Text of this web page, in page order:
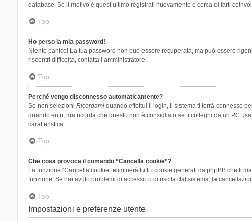
database. Se il motivo è quest’ultimo registrati nuovamente e cerca di farti
Top
Ho perso la mia password!
Niente panico! La tua password non può essere recuperata, ma può essere
riscontri difficoltà, contatta l’amministratore.
Top
Perché vengo disconnesso automaticamente?
Se non selezioni Ricordamiquando effettui il login, il sistema ti terrà connesso
quando entri, ma ricorda che questo non è consigliato se ti colleghi da un PC
caratteristica.
Top
Che cosa provoca il comando “Cancella cookie”?
La funzione “Cancella cookie” eliminerà tutti i cookie generati da phpBB che ti
funzione. Se hai avuto problemi di accesso o di uscita dal sistema, la
Top
Impostazioni e preferenze utente